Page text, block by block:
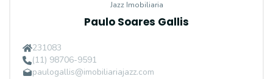
Jazz Imobiliaria
Paulo Soares Gallis
231083
(11) 98706-9591
paulogallis@imobiliariajazz.com